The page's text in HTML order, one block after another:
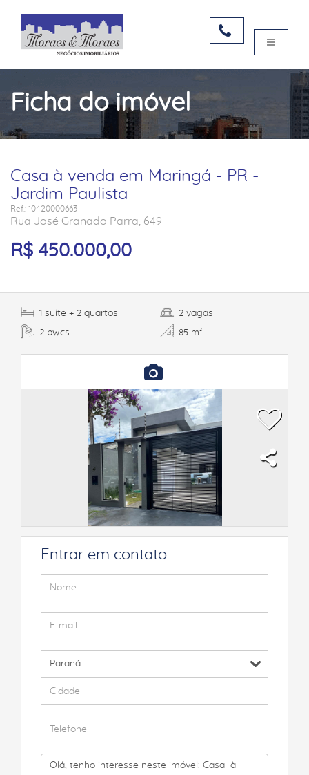
Ficha do imóvel
Casa à venda em Maringá - PR -
Jardim Paulista
Ref.: 10420000663
Rua José Granado Parra, 649
R$ 450.000,00
1 suíte + 2 quartos
2 bwcs
2 vagas
85 m²
Entrar em contato